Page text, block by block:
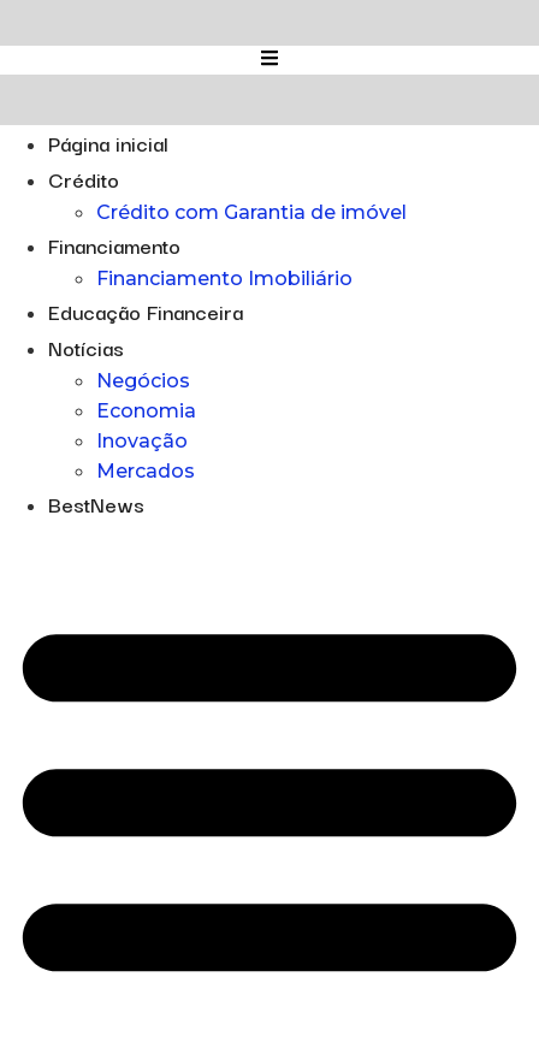
para
o
Página inicial
Crédito
Crédito com Garantia de imóvel
Financiamento
Financiamento Imobiliário
Educação Financeira
Notícias
Negócios
Economia
Inovação
Mercados
BestNews